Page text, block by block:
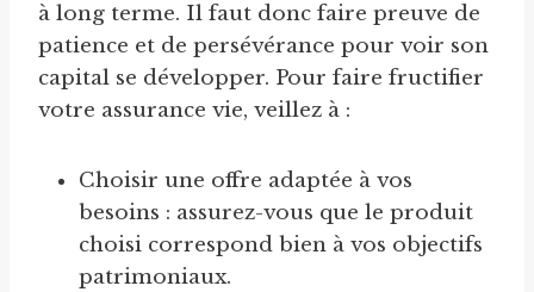
à long terme. Il faut donc faire preuve de
patience et de persévérance pour voir son
capital se développer. Pour faire fructifier
votre assurance vie, veillez à :
Choisir une offre adaptée à vos
besoins : assurez-vous que le produit
choisi correspond bien à vos objectifs
patrimoniaux.